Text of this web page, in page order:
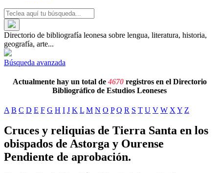
Directorio de bibliografía leonesa sobre lengua, literatura, historia,
geografía, arte...
Búsqueda avanzada
Actualmente hay un total de 4670registros en el Directorio
Bibliográfico de Estudios Leoneses
A B C D E F G H I J K L M N O P Q R S T U V W X Y Z
Cruces y reliquias de Tierra Santa en los
obispados de Astorga y Ourense
Pendiente de aprobación.